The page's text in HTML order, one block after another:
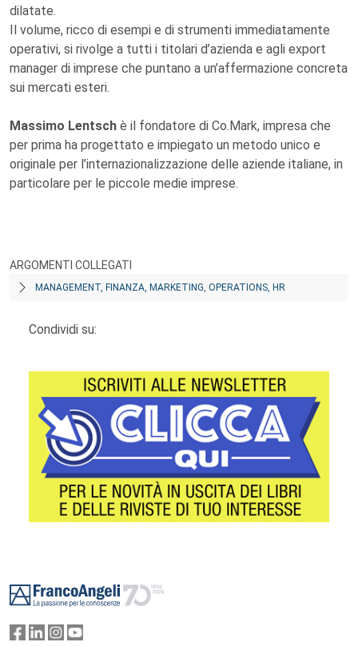
dilatate.
Il volume, ricco di esempi e di strumenti immediatamente
operativi, si rivolge a tutti i titolari d’azienda e agli export
manager di imprese che puntano a un’affermazione concreta
sui mercati esteri.
Massimo Lentsch è il fondatore di Co.Mark, impresa che
per prima ha progettato e impiegato un metodo unico e
originale per l’internazionalizzazione delle aziende italiane, in
particolare per le piccole medie imprese.
ARGOMENTI COLLEGATI
MANAGEMENT, FINANZA, MARKETING, OPERATIONS, HR
Condividi su: